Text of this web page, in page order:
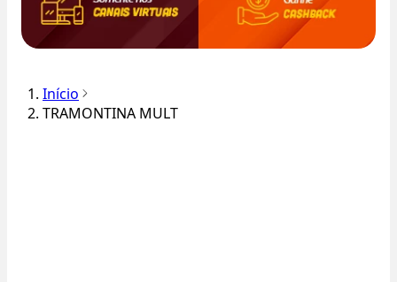
Início
TRAMONTINA MULT